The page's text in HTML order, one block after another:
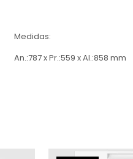
Medidas:
An.:787 x Pr.:559 x Al.:858 mm